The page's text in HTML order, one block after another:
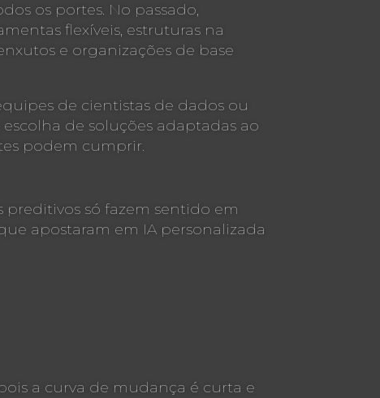
os portes. No passado,
flexíveis, estruturas na
e organizações de base
de cientistas de dados ou
de soluções adaptadas ao
podem cumprir.
só fazem sentido em
apostaram em IA personalizada
a curva de mudança é curta e